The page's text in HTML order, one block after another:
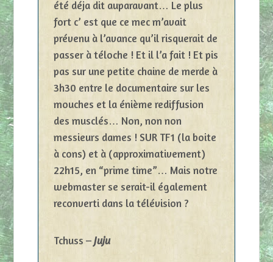
été déja dit auparavant… Le plus
fort c’ est que ce mec m’avait
prévenu à l’avance qu’il risquerait de
passer à téloche ! Et il l’a fait ! Et pis
pas sur une petite chaine de merde à
3h30 entre le documentaire sur les
mouches et la énième rediffusion
des musclés… Non, non non
messieurs dames ! SUR TF1 (la boite
à cons) et à (approximativement)
22h15, en “prime time”… Mais notre
webmaster se serait-il également
reconverti dans la télévision ?
Tchuss –Juju